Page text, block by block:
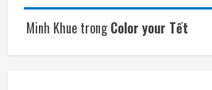
Minh Khue trongColor your Tết